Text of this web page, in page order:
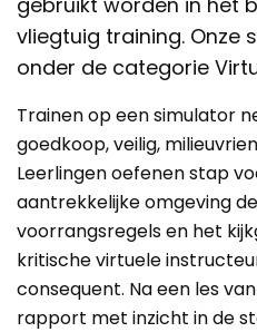
vliegtuig training. Onze
onder de categorie
Trainen op een simulator
goedkoop, veilig,
Leerlingen oefenen stap
aantrekkelijke omgeving
voorrangsregels en het
kritische virtuele
consequent. Na een les
rapport met inzicht in de